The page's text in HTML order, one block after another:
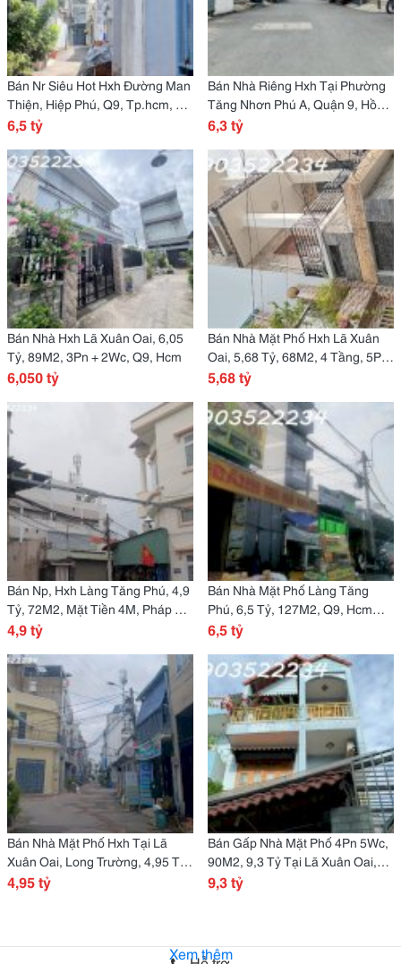
Bán Nr Siêu Hot Hxh Đường Man
Thiện, Hiệp Phú, Q9, Tp.hcm, 6,5
Tỷ, 85M2
6,5 tỷ
Bán Nhà Riêng Hxh Tại Phường
Tăng Nhơn Phú A, Quận 9, Hồ
Chí Minh, 6,3 Tỷ, 73,2 M2, 3T
6,3 tỷ
Bán Nhà Hxh Lã Xuân Oai, 6,05
Tỷ, 89M2, 3Pn + 2Wc, Q9, Hcm
6,050 tỷ
Bán Nhà Mặt Phố Hxh Lã Xuân
Oai, 5,68 Tỷ, 68M2, 4 Tầng, 5Pn,
4Wc
5,68 tỷ
Bán Np, Hxh Làng Tăng Phú, 4,9
Tỷ, 72M2, Mặt Tiền 4M, Pháp Lý
Đầy Đủ, Quận 9, Hcm, Hot!
4,9 tỷ
Bán Nhà Mặt Phố Làng Tăng
Phú, 6,5 Tỷ, 127M2, Q9, Hcm
Giá Cực Chất Bao Đẹp
6,5 tỷ
Bán Nhà Mặt Phố Hxh Tại Lã
Xuân Oai, Long Trường, 4,95 Tỷ,
56M2, 2Pn, 2Wc, Quận 9, Hcm
4,95 tỷ
Bán Gấp Nhà Mặt Phố 4Pn 5Wc,
90M2, 9,3 Tỷ Tại Lã Xuân Oai,
Tăng Nhơn Phú A, Q9, Hcm
9,3 tỷ
Xem thêm